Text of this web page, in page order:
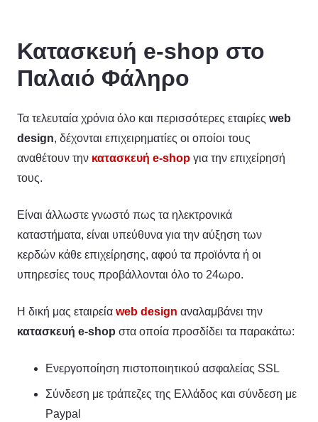
Κατασκευή e-shop στο
Παλαιό Φάληρο
Τα τελευταία χρόνια όλο και περισσότερες εταιρίες web
design, δέχονται επιχειρηματίες οι οποίοι τους
αναθέτουν την κατασκευή e-shop για την επιχείρησή
τους.
Είναι άλλωστε γνωστό πως τα ηλεκτρονικά
καταστήματα, είναι υπεύθυνα για την αύξηση των
κερδών κάθε επιχείρησης, αφού τα προϊόντα ή οι
υπηρεσίες τους προβάλλονται όλο το 24ωρο.
Η δική μας εταιρεία web design αναλαμβάνει την
κατασκευή e-shop στα οποία προσδίδει τα παρακάτω:
Ενεργοποίηση πιστοποιητικού ασφαλείας SSL
Σύνδεση με τράπεζες της Ελλάδος και σύνδεση με
Paypal